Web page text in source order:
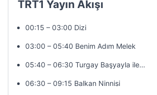
TRT1 Yayın Akışı
00:15 – 03:00 Dizi
03:00 – 05:40 Benim Adım Melek
05:40 – 06:30 Turgay Başyayla ile…
06:30 – 09:15 Balkan Ninnisi